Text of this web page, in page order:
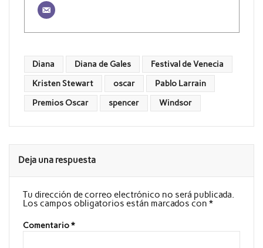
Diana Diana de Gales Festival de Venecia
Kristen Stewart oscar Pablo Larrain
Premios Oscar spencer Windsor
Deja una respuesta
Tu dirección de correo electrónico no será publicada.
Los campos obligatorios están marcados con *
Comentario*